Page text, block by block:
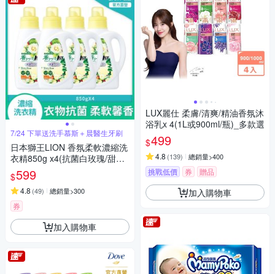
7/24 下單送洗手慕斯＋晨醫生牙刷
日本獅王LION 香氛柔軟濃縮洗
衣精850g x4(抗菌白玫瑰/甜蜜
花果香)
$599
4.8 (49) 總銷量>300
券
加入購物車
LUX麗仕 柔膚/清爽/精油香氛沐
浴乳x 4(1L或900ml/瓶)_多款選
$499
4.8 (139) 總銷量>400
挑戰低價 券 贈品
加入購物車